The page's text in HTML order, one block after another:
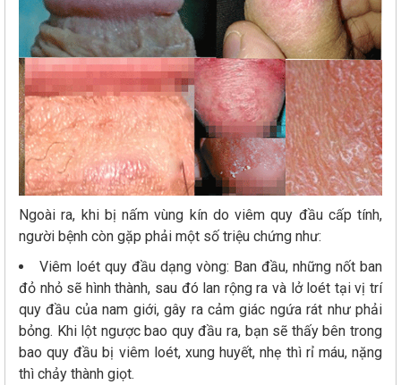
Ngoài ra, khi bị nấm vùng kín do viêm quy đầu cấp tính,
người bệnh còn gặp phải một số triệu chứng như:
Viêm loét quy đầu dạng vòng: Ban đầu, những nốt ban
đỏ nhỏ sẽ hình thành, sau đó lan rộng ra và lở loét tại vị trí
quy đầu của nam giới, gây ra cảm giác ngứa rát như phải
bỏng. Khi lột ngược bao quy đầu ra, bạn sẽ thấy bên trong
bao quy đầu bị viêm loét, xung huyết, nhẹ thì rỉ máu, nặng
thì chảy thành giọt.